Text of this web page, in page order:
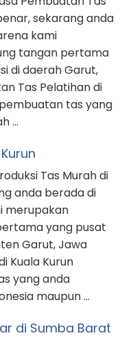
sekarang anda
kami
tangan pertama
di daerah Garut,
Tas Pelatihan di
tas yang
…
Tas Murah di
anda berada di
merupakan
yang pusat
Garut, Jawa
Kuala Kurun
yang anda
maupun …
di Sumba Barat